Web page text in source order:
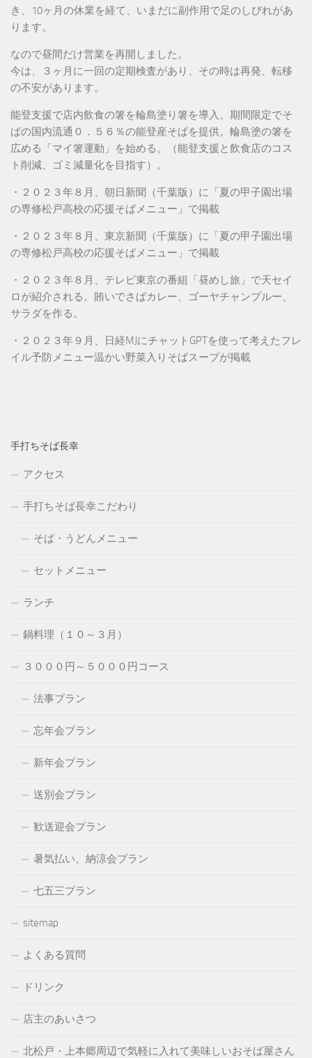
き、10ヶ月の休業を経て、いまだに副作用で足のしびれがあ
ります。
なので昼間だけ営業を再開しました。
今は、３ヶ月に一回の定期検査があり、その時は再発、転移
の不安があります。
能登支援で店内飲食の箸を輪島塗り箸を導入。期間限定でそ
ばの国内流通０．５６％の能登産そばを提供。輪島塗の箸を
広める「マイ箸運動」を始める。（能登支援と飲食店のコス
ト削減、ゴミ減量化を目指す）。
・２０２３年８月、朝日新聞（千葉版）に「夏の甲子園出場
の専修松戸高校の応援そばメニュー」で掲載
・２０２３年８月、東京新聞（千葉版）に「夏の甲子園出場
の専修松戸高校の応援そばメニュー」で掲載
・２０２３年８月、テレビ東京の番組「昼めし旅」で天セイ
ロが紹介される。賄いでさばカレー、ゴーヤチャンプルー、
サラダを作る。
・２０２３年９月、日経MJにチャットGPTを使って考えたフレ
イル予防メニュー温かい野菜入りそばスープが掲載
手打ちそば長幸
アクセス
手打ちそば長幸こだわり
そば・うどんメニュー
セットメニュー
ランチ
鍋料理（１０～３月）
３０００円～５０００円コース
法事プラン
忘年会プラン
新年会プラン
送別会プラン
歓送迎会プラン
暑気払い、納涼会プラン
七五三プラン
sitemap
よくある質問
ドリンク
店主のあいさつ
北松戸・上本郷周辺で気軽に入れて美味しいおそば屋さん